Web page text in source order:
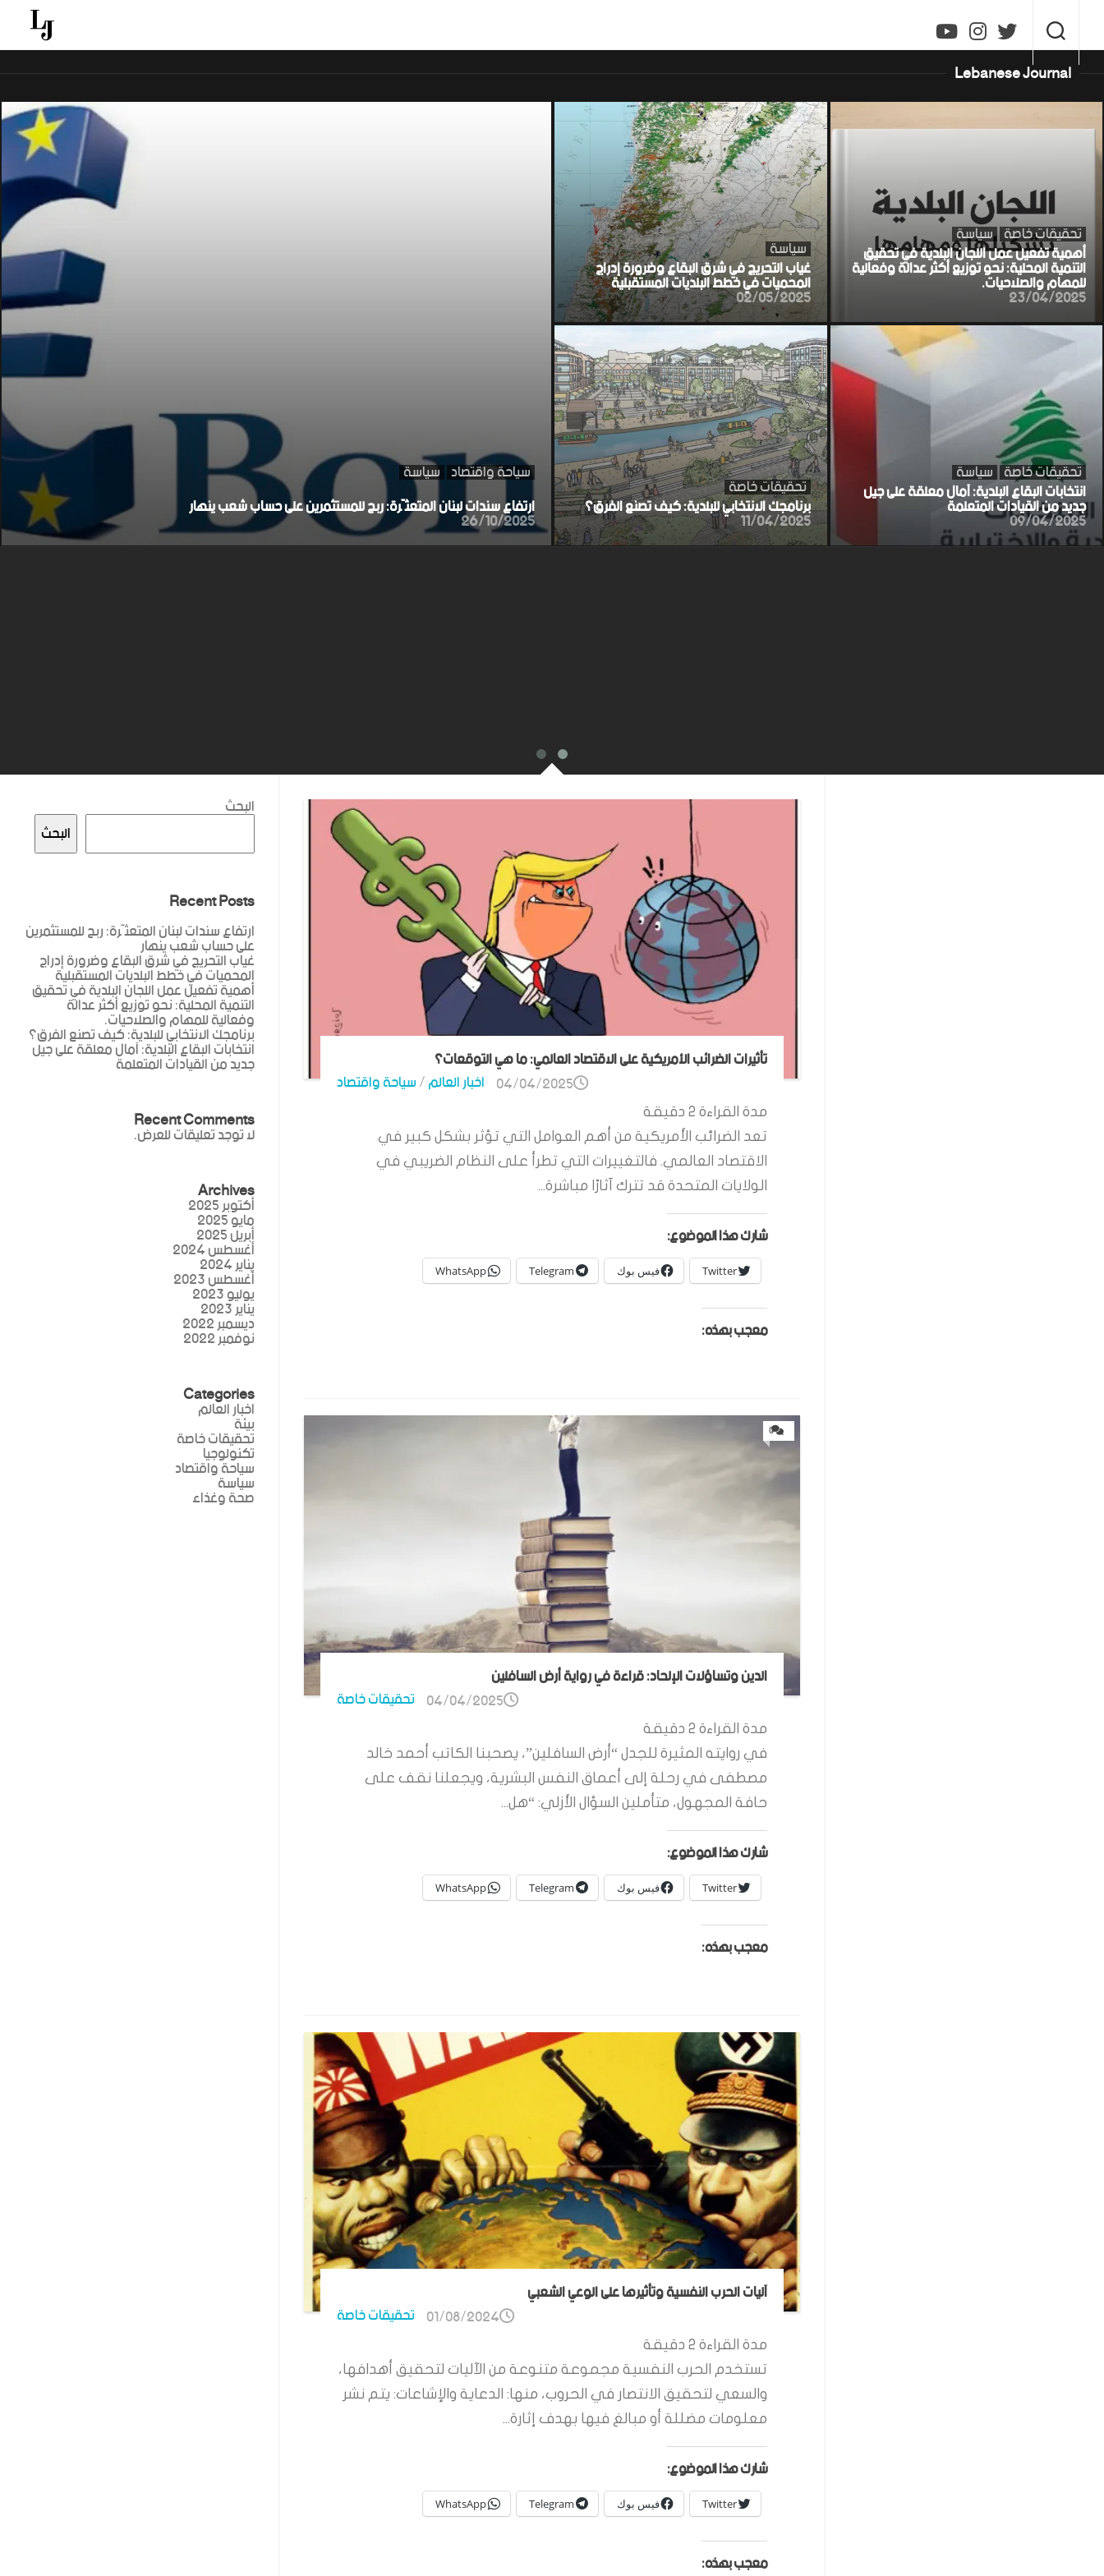
content
Lebanese Journal
سياحة واقتصاد سياسة
ارتفاع سندات لبنان المتعثّرة: ربح للمستثمرين على حساب شعب ينهار
26/10/2025
سياسة
غياب التحريج في شرق البقاع وضرورة إدراج
المحميات في خطط البلديات المستقبلية
02/05/2025
تحقيقات خاصة سياسة
أهمية تفعيل عمل اللجان البلدية في تحقيق
التنمية المحلية: نحو توزيع أكثر عدالة وفعالية
للمهام والصلاحيات.
23/04/2025
تحقيقات خاصة
برنامجك الانتخابي للبلدية: كيف تصنع الفرق؟
11/04/2025
تحقيقات خاصة سياسة
انتخابات البقاع البلدية: آمال معلقة على جيل
جديد من القيادات المتعلمة
09/04/2025
تأثيرات الضرائب الأمريكية على الاقتصاد العالمي: ما هي التوقعات؟
اخبار العالم/سياحة واقتصاد 04/04/2025
مدة القراءة 2 دقيقة
تعد الضرائب الأمريكية من أهم العوامل التي تؤثر بشكل كبير في
الاقتصاد العالمي. فالتغييرات التي تطرأ على النظام الضريبي في
الولايات المتحدة قد تترك آثارًا مباشرة...
شارك هذا الموضوع:
Twitter فيس بوك Telegram
WhatsApp
معجب بهذه:
0
الدين وتساؤلات الإلحاد: قراءة في رواية أرض السافلين
تحقيقات خاصة 04/04/2025
مدة القراءة 2 دقيقة
في روايته المثيرة للجدل “أرض السافلين”، يصحبنا الكاتب أحمد خالد
مصطفى في رحلة إلى أعماق النفس البشرية، ويجعلنا نقف على
حافة المجهول، متأملين السؤال الأزلي: “هل...
شارك هذا الموضوع:
Twitter فيس بوك Telegram
WhatsApp
معجب بهذه:
آليات الحرب النفسية وتأثيرها على الوعي الشعبي
تحقيقات خاصة 01/08/2024
مدة القراءة 2 دقيقة
تستخدم الحرب النفسية مجموعة متنوعة من الآليات لتحقيق أهدافها،
والسعي لتحقيق الانتصار في الحروب، منها: الدعاية والإشاعات: يتم نشر
معلومات مضللة أو مبالغ فيها بهدف إثارة...
شارك هذا الموضوع:
Twitter فيس بوك Telegram
WhatsApp
معجب بهذه:
البحث
البحث
Recent Posts
ارتفاع سندات لبنان المتعثّرة: ربح للمستثمرين
على حساب شعب ينهار
غياب التحريج في شرق البقاع وضرورة إدراج
المحميات في خطط البلديات المستقبلية
أهمية تفعيل عمل اللجان البلدية في تحقيق
التنمية المحلية: نحو توزيع أكثر عدالة
وفعالية للمهام والصلاحيات.
برنامجك الانتخابي للبلدية: كيف تصنع الفرق؟
انتخابات البقاع البلدية: آمال معلقة على جيل
جديد من القيادات المتعلمة
Recent Comments
لا توجد تعليقات للعرض.
Archives
أكتوبر 2025
مايو 2025
أبريل 2025
أغسطس 2024
يناير 2024
أغسطس 2023
يوليو 2023
يناير 2023
ديسمبر 2022
نوفمبر 2022
Categories
اخبار العالم
بيئة
تحقيقات خاصة
تكنولوجيا
سياحة واقتصاد
سياسة
صحة وغذاء